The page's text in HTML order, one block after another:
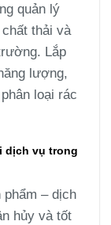
quản lý
thải và
Lắp
lượng,
loại rác
dịch vụ trong
– dịch
hủy và tốt